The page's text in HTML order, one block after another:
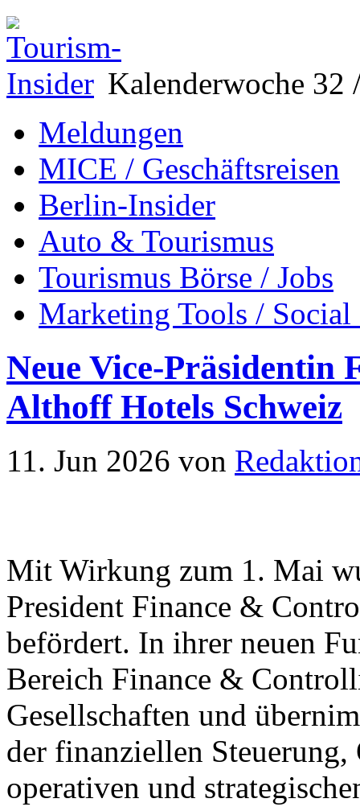
Kalenderwoche 32
Meldungen
MICE / Geschäftsreisen
Berlin-Insider
Auto & Tourismus
Tourismus Börse / Jobs
Marketing Tools /
Neue Vice-
Althoff Hotels Schweiz
11. Jun 2026 von
Mit Wirkung zum 1. Mai
President Finance &
befördert. In ihrer neuen
Bereich Finance &
Gesellschaften und
der finanziellen
operativen und